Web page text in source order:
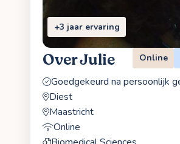
+3 jaar ervaring
Over Julie Online
Goedgekeurd na persoonlijk
Diest
Maastricht
Online